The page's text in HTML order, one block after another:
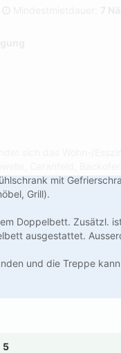
mit
Grill).
Doppelbett. Zusätzl.
ausgestattet.
und die Treppe
5